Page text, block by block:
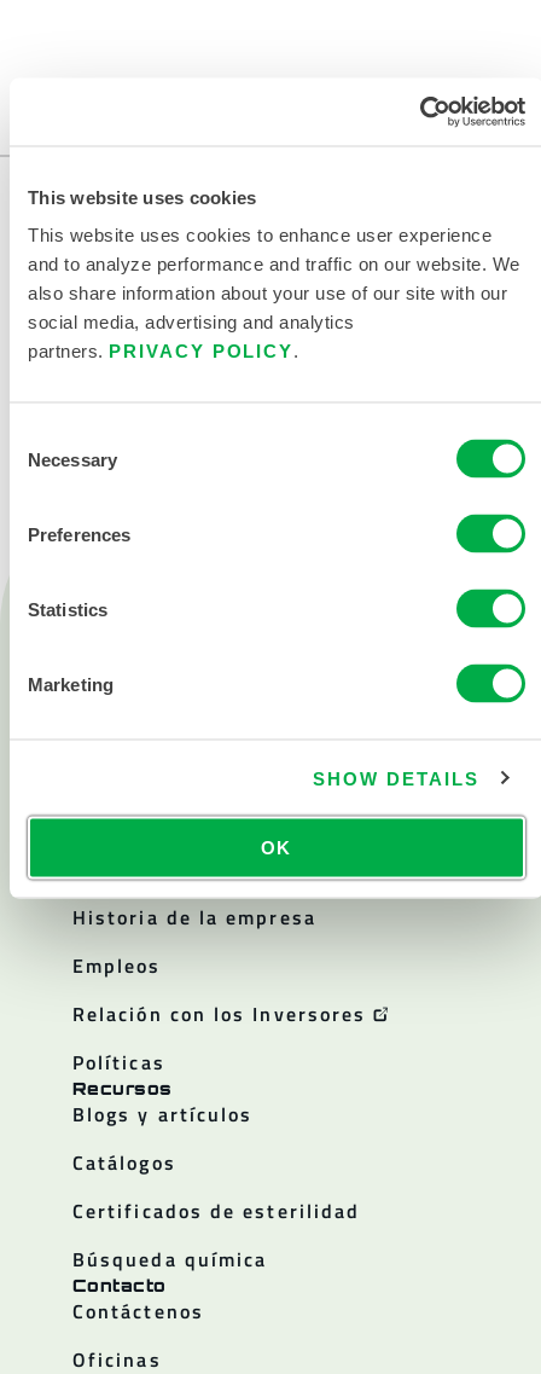
This website uses cookies
This website uses cookies to enhance user experience
and to analyze performance and traffic on our website. We
also share information about your use of our site with our
social media, advertising and analytics
partners. PRIVACY POLICY.
Selection
Necessary
Preferences
Statistics
Marketing
SHOW DETAILS
OK
Fuego
Química
Acerca de Lakeland
Historia de la empresa
Empleos
Relación con los Inversores
Políticas
Recursos
Blogs y artículos
Catálogos
Certificados de esterilidad
Búsqueda química
Contacto
Contáctenos
Oficinas